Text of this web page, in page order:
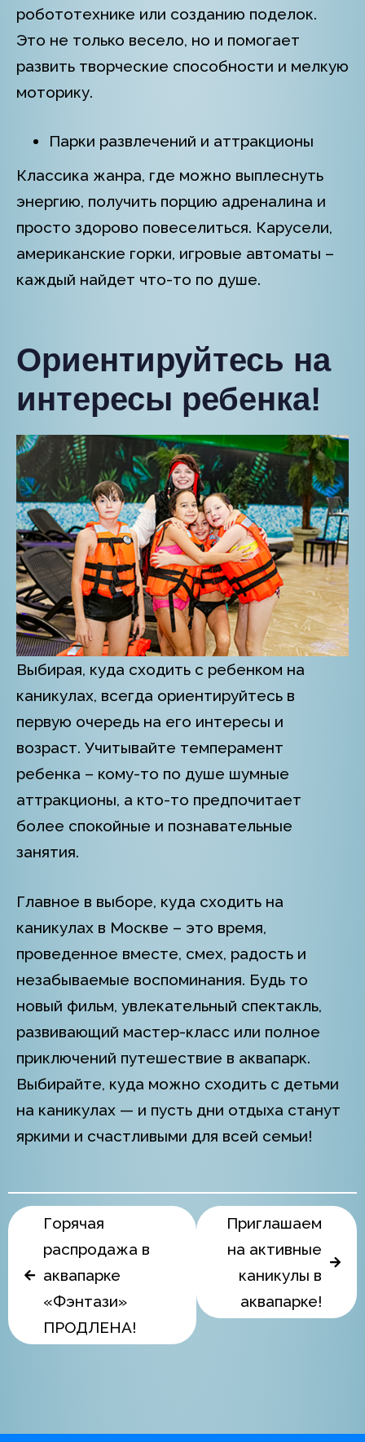
робототехнике или созданию поделок.
Это не только весело, но и помогает
развить творческие способности и мелкую
моторику.
Парки развлечений и аттракционы
Классика жанра, где можно выплеснуть
энергию, получить порцию адреналина и
просто здорово повеселиться. Карусели,
американские горки, игровые автоматы –
каждый найдет что-то по душе.
Ориентируйтесь на
интересы ребенка!
Выбирая, куда сходить с ребенком на
каникулах, всегда ориентируйтесь в
первую очередь на его интересы и
возраст. Учитывайте темперамент
ребенка – кому-то по душе шумные
аттракционы, а кто-то предпочитает
более спокойные и познавательные
занятия.
Главное в выборе, куда сходить на
каникулах в Москве – это время,
проведенное вместе, смех, радость и
незабываемые воспоминания. Будь то
новый фильм, увлекательный спектакль,
развивающий мастер-класс или полное
приключений путешествие в аквапарк.
Выбирайте, куда можно сходить с детьми
на каникулах — и пусть дни отдыха станут
яркими и счастливыми для всей семьи!
Горячая
распродажа в
аквапарке
«Фэнтази»
ПРОДЛЕНА!
Приглашаем
на активные
каникулы в
аквапарке!